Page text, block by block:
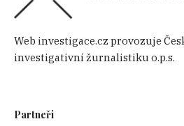
Web investigace.cz provozuje
investigativní žurnalistiku o.p.s.
Partneři